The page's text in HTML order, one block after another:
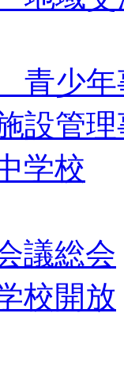
青少年
設管
学校
議総会
校開放